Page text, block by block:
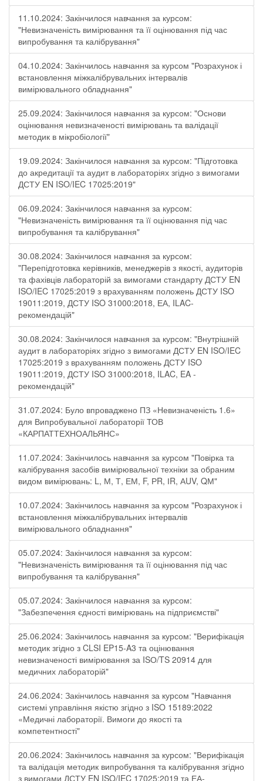
11.10.2024: Закінчилося навчання за курсом:
"Невизначеність вимірювання та її оцінювання під час
випробування та калібрування"
04.10.2024: Закінчилось навчання за курсом "Розрахунок і
встановлення міжкалібрувальних інтервалів
вимірювального обладнання"
25.09.2024: Закінчилося навчання за курсом: "Основи
оцінювання невизначеності вимірювань та валідації
методик в мікробіології"
19.09.2024: Закінчилося навчання за курсом: "Підготовка
до акредитації та аудит в лабораторіях згідно з вимогами
ДСТУ EN ISO/IEC 17025:2019"
06.09.2024: Закінчилося навчання за курсом:
"Невизначеність вимірювання та її оцінювання під час
випробування та калібрування"
30.08.2024: Закінчилося навчання за курсом:
"Перепідготовка керівників, менеджерів з якості, аудиторів
та фахівців лабораторій за вимогами стандарту ДСТУ EN
ISO/IEC 17025:2019 з врахуванням положень ДСТУ ISO
19011:2019, ДСТУ ISO 31000:2018, ЕА, ILAC-
рекомендацій"
30.08.2024: Закінчилося навчання за курсом: "Внутрішній
аудит в лабораторіях згідно з вимогами ДСТУ EN ISO/IEC
17025:2019 з врахуванням положень ДСТУ ISO
19011:2019, ДСТУ ISO 31000:2018, ILAC, EA -
рекомендацій"
31.07.2024: Було впроваджено ПЗ «Невизначеність 1.6»
для Випробувальної лабораторії ТОВ
«КАРПАТТЕХНОАЛЬЯНС»
11.07.2024: Закінчилось навчання за курсом "Повірка та
калібрування засобів вимірювальної техніки за обраним
видом вимірювань: L, М, Т, ЕМ, F, РR, ІR, АUV, QМ"
10.07.2024: Закінчилось навчання за курсом "Розрахунок і
встановлення міжкалібрувальних інтервалів
вимірювального обладнання"
05.07.2024: Закінчилося навчання за курсом:
"Невизначеність вимірювання та її оцінювання під час
випробування та калібрування"
05.07.2024: Закінчилося навчання за курсом:
"Забезпечення єдності вимірювань на підприємстві"
25.06.2024: Закінчилось навчання за курсом: "Верифікація
методик згідно з CLSI EP15-A3 та оцінювання
невизначеності вимірювання за ISО/TS 20914 для
медичних лабораторій"
24.06.2024: Закінчилось навчання за курсом "Навчання
системі управління якістю згідно з ISO 15189:2022
«Медичні лабораторії. Вимоги до якості та
компетентності"
20.06.2024: Закінчилось навчання за курсом: "Верифікація
та валідація методик випробування та калібрування згідно
з вимогами ДСТУ EN ISO/IEC 17025:2019 та ЕА-